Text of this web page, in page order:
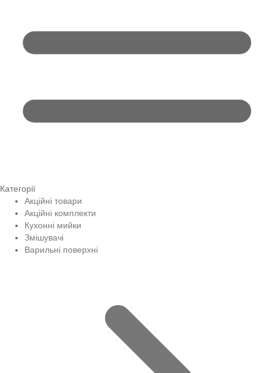
Категорії
Акційні товари
Акційні комплекти
Кухонні мийки
Змішувачі
Варильні поверхні